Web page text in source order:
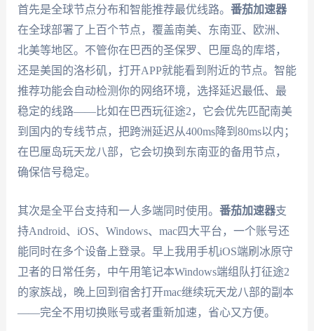
首先是全球节点分布和智能推荐最优线路。 番茄加速器
在全球部署了上百个节点，覆盖南美、东南亚、欧洲、
北美等地区。不管你在巴西的圣保罗、巴厘岛的库塔，
还是美国的洛杉矶，打开APP就能看到附近的节点。智能
推荐功能会自动检测你的网络环境，选择延迟最低、最
稳定的线路——比如在巴西玩征途2，它会优先匹配南美
到国内的专线节点，把跨洲延迟从400ms降到80ms以内；
在巴厘岛玩天龙八部，它会切换到东南亚的备用节点，
确保信号稳定。
其次是全平台支持和一人多端同时使用。 番茄加速器支
持Android、iOS、Windows、mac四大平台，一个账号还
能同时在多个设备上登录。早上我用手机iOS端刷冰原守
卫者的日常任务，中午用笔记本Windows端组队打征途2
的家族战，晚上回到宿舍打开mac继续玩天龙八部的副本
——完全不用切换账号或者重新加速，省心又方便。